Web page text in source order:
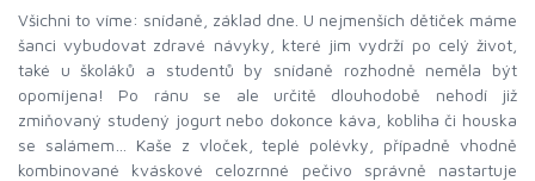
Všichni to víme: snídaně, základ dne. U nejmenších dětiček máme
šanci vybudovat zdravé návyky, které jim vydrží po celý život,
také u školáků a studentů by snídaně rozhodně neměla být
opomíjena! Po ránu se ale určitě dlouhodobě nehodí již
zmiňovaný studený jogurt nebo dokonce káva, kobliha či houska
se salámem… Kaše z vloček, teplé polévky, případně vhodně
kombinované kváskové celozrnné pečivo správně nastartuje